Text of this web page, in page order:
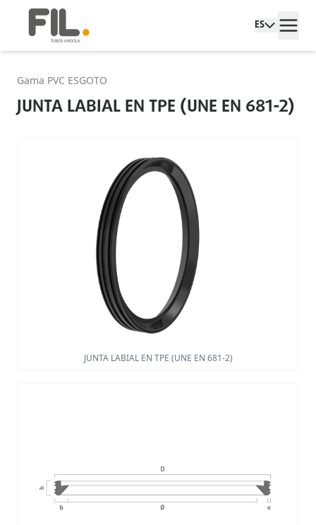
ES
Gama PVC ESGOTO
JUNTA LABIAL EN TPE (UNE EN 681-2)
JUNTA LABIAL EN TPE (UNE EN 681-2)